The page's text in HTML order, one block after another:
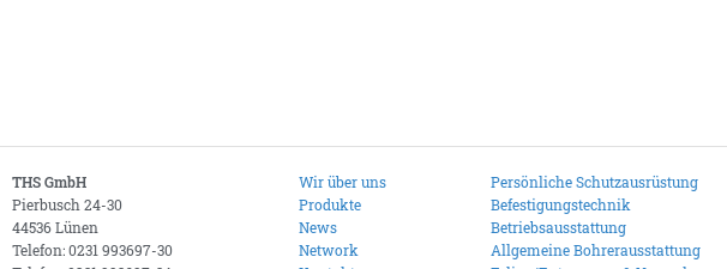
THS GmbH
Pierbusch 24-30
44536 Lünen
Telefon: 0231 993697-30
Wir über uns
Produkte
News
Network
Persönliche Schutzausrüstung
Befestigungstechnik
Betriebsausstattung
Allgemeine Bohrerausstattung